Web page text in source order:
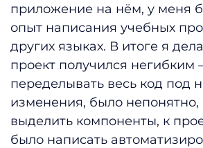
приложение на нём, у меня
опыт написания учебных
других языках. В итоге я
проект получился негибким
переделывать весь код под
изменения, было непонятно,
выделить компоненты, к
было написать